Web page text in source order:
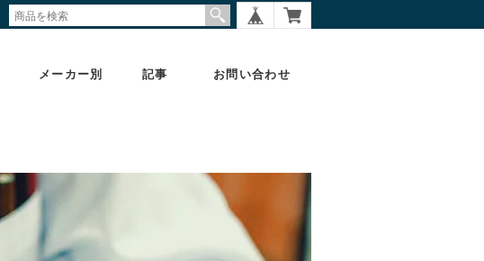
メーカー別 記事 お問い合わせ